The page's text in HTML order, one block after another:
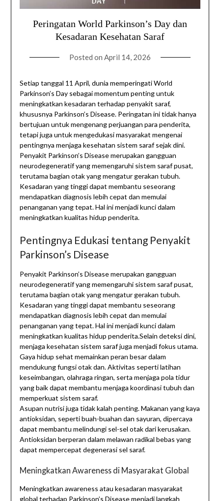
Peringatan World Parkinson’s Day dan
Kesadaran Kesehatan Saraf
Posted on April 14, 2026
Setiap tanggal 11 April, dunia memperingati World
Parkinson’s Day sebagai momentum penting untuk
meningkatkan kesadaran terhadap penyakit saraf,
khususnya Parkinson’s Disease. Peringatan ini tidak hanya
bertujuan untuk mengenang perjuangan para penderita,
tetapi juga untuk mengedukasi masyarakat mengenai
pentingnya menjaga kesehatan sistem saraf sejak dini.
Penyakit Parkinson’s Disease merupakan gangguan
neurodegeneratif yang memengaruhi sistem saraf pusat,
terutama bagian otak yang mengatur gerakan tubuh.
Kesadaran yang tinggi dapat membantu seseorang
mendapatkan diagnosis lebih cepat dan memulai
penanganan yang tepat. Hal ini menjadi kunci dalam
meningkatkan kualitas hidup penderita.
Pentingnya Edukasi tentang Penyakit
Parkinson’s Disease
Penyakit Parkinson’s Disease merupakan gangguan
neurodegeneratif yang memengaruhi sistem saraf pusat,
terutama bagian otak yang mengatur gerakan tubuh.
Kesadaran yang tinggi dapat membantu seseorang
mendapatkan diagnosis lebih cepat dan memulai
penanganan yang tepat. Hal ini menjadi kunci dalam
meningkatkan kualitas hidup penderita.Selain deteksi dini,
menjaga kesehatan sistem saraf juga menjadi fokus utama.
Gaya hidup sehat memainkan peran besar dalam
mendukung fungsi otak dan. Aktivitas seperti latihan
keseimbangan, olahraga ringan, serta menjaga pola tidur
yang baik dapat membantu menjaga koordinasi tubuh dan
memperkuat sistem saraf.
Asupan nutrisi juga tidak kalah penting. Makanan yang kaya
antioksidan, seperti buah-buahan dan sayuran, dipercaya
dapat membantu melindungi sel-sel otak dari kerusakan.
Antioksidan berperan dalam melawan radikal bebas yang
dapat mempercepat degenerasi sel saraf.
Meningkatkan Awareness di Masyarakat Global
Meningkatkan awareness atau kesadaran masyarakat
global terhadap Parkinson’s Disease menjadi langkah